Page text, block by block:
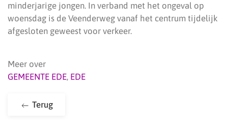
minderjarige jongen. In verband met het ongeval op
woensdag is de Veenderweg vanaf het centrum tijdelijk
afgesloten geweest voor verkeer.
Meer over
GEMEENTE EDE, EDE
Terug